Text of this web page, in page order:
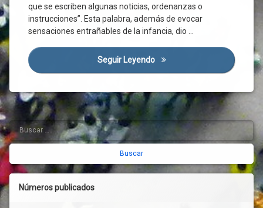
que se escriben algunas noticias, ordenanzas o
instrucciones”. Esta palabra, además de evocar
sensaciones entrañables de la infancia, dio …
Seguir Leyendo Los Cuadernos Del CES De
Crisis
Económica
Crisis
Crisis
Social
Derechos
Diálogo
Social
Economía
Del
Bienestar
Evaluación
Barra
lateral
derecha
Buscar:
Números publicados